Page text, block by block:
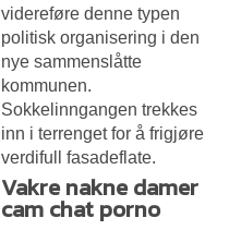
videreføre denne typen
politisk organisering i den
nye sammenslåtte
kommunen.
Sokkelinngangen trekkes
inn i terrenget for å frigjøre
verdifull fasadeflate.
Vakre nakne damer
cam chat porno